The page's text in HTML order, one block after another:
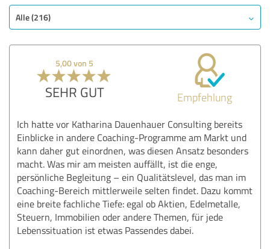
Alle (216)
5,00 von 5
SEHR GUT Empfehlung
Ich hatte vor Katharina Dauenhauer Consulting bereits
Einblicke in andere Coaching-Programme am Markt und
kann daher gut einordnen, was diesen Ansatz besonders
macht. Was mir am meisten auffällt, ist die enge,
persönliche Begleitung – ein Qualitätslevel, das man im
Coaching-Bereich mittlerweile selten findet. Dazu kommt
eine breite fachliche Tiefe: egal ob Aktien, Edelmetalle,
Steuern, Immobilien oder andere Themen, für jede
Lebenssituation ist etwas Passendes dabei.